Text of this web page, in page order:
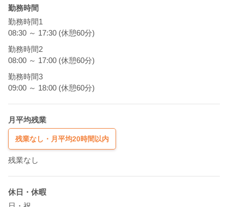
勤務時間
勤務時間1
08:30 ～ 17:30 (休憩60分)
勤務時間2
08:00 ～ 17:00 (休憩60分)
勤務時間3
09:00 ～ 18:00 (休憩60分)
月平均残業
残業なし・月平均20時間以内
残業なし
休日・休暇